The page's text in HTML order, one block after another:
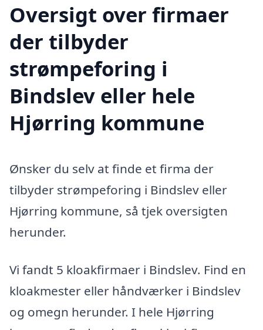
Oversigt over firmaer
der tilbyder
strømpeforing i
Bindslev eller hele
Hjørring kommune
Ønsker du selv at finde et firma der
tilbyder strømpeforing i Bindslev eller
Hjørring kommune, så tjek oversigten
herunder.
Vi fandt 5 kloakfirmaer i Bindslev. Find en
kloakmester eller håndværker i Bindslev
og omegn herunder. I hele Hjørring